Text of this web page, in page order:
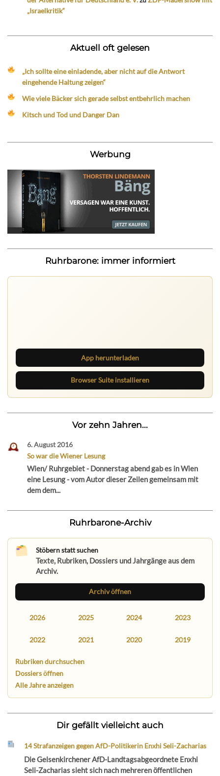
„Israelkritik“
Aktuell oft gelesen
„Ich sollte eine einladende, aber nicht auf die Antwort
eingehende Haltung zeigen“
Wie viele Bäcker sich gerade selbst entbehrlich machen
Kitsch und Tod und Danger Dan
Werbung
Ruhrbarone: immer informiert
App herunterladen
Browser Suite installieren
Vor zehn Jahren...
6. August 2016
So war die Wiener Lesung
Wien/ Ruhrgebiet - Donnerstag abend gab es in Wien
eine Lesung - vom Autor dieser Zeilen gemeinsam mit
dem dem...
Ruhrbarone-Archiv
Stöbern statt suchen
Texte, Rubriken, Dossiers und Jahrgänge aus dem
Archiv.
Archiv öffnen
2026 2025 2024 2023
2022 2021 2020 2019
Rubriken durchsuchen
Dossiers öffnen
Alle Jahre anzeigen
Dir gefällt vielleicht auch
14 Strafanzeigen gegen AfD-Politikerin Enxhi Seli-Zacharias
Die Gelsenkirchener AfD-Landtagsabgeordnete Enxhi
Seli-Zacharias sieht sich nach mehreren öffentlichen